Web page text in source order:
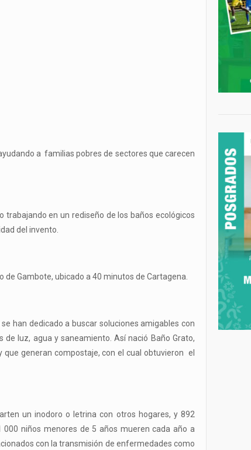
a familias pobres​ de sectores que carecen
trabajando en un rediseño de los baños ecológicos
del invento.
Gambote, ubicado a 40 minutos de Cartagena.
han dedicado a buscar soluciones amigables con
luz, agua y saneamiento. Así nació Baño Grato,
generan compostaje, con el cual obtuvieron el
un inodoro o letrina con otros hogares, y 892
niños menores de 5 años mueren cada año a
con la transmisión de enfermedades como